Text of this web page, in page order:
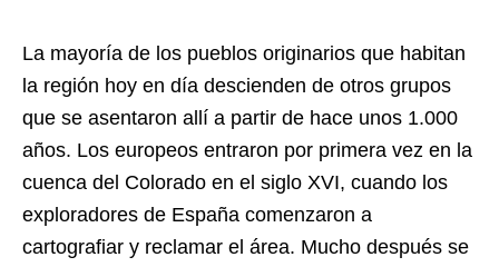
La mayoría de los pueblos originarios que habitan
la región hoy en día descienden de otros grupos
que se asentaron allí a partir de hace unos 1.000
años. Los europeos entraron por primera vez en la
cuenca del Colorado en el siglo XVI, cuando los
exploradores de España comenzaron a
cartografiar y reclamar el área. Mucho después se